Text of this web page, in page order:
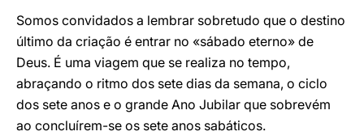
Somos convidados a lembrar sobretudo que o destino
último da criação é entrar no «sábado eterno» de
Deus. É uma viagem que se realiza no tempo,
abraçando o ritmo dos sete dias da semana, o ciclo
dos sete anos e o grande Ano Jubilar que sobrevém
ao concluírem-se os sete anos sabáticos.